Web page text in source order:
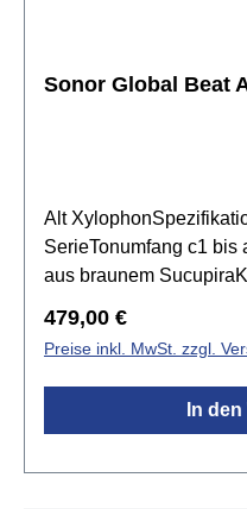
und f#2FSC
Zapfenausklappbare
Sonor Global Beat
Alt
SerieTonumfang c1 bis
aus braunem
Birkensperrholzinkl. 1
Tasche für die
Regulärer Preis:
479,00 €
Preise inkl. MwSt. zzgl.
In